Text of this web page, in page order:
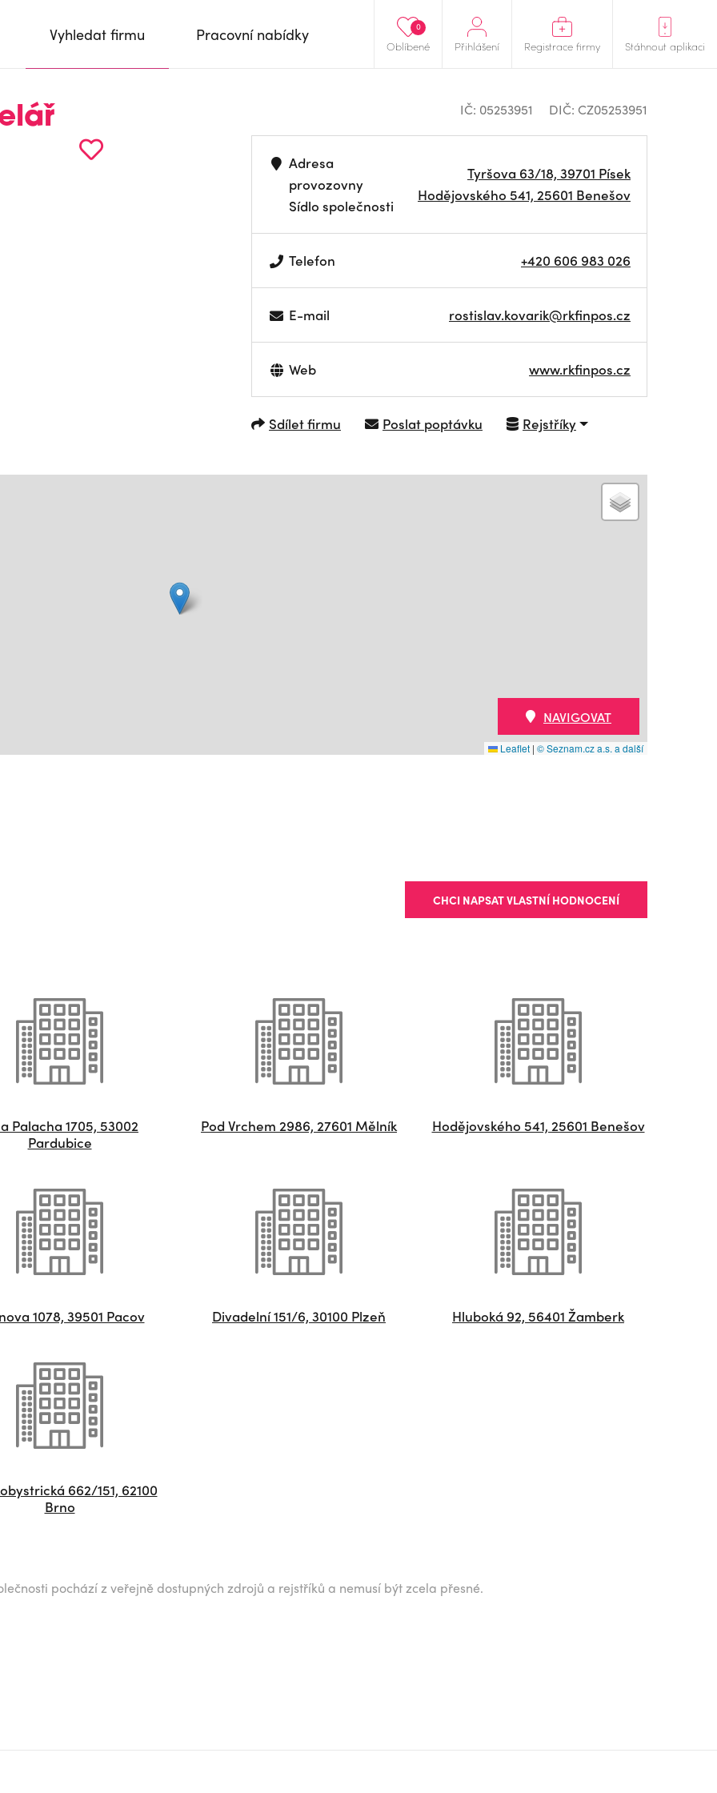
Oblíbené
0
Přihlášení Registrace firmy Stáhnout aplikaci
Vyhledat firmu Pracovní nabídky
IČ: 05253951 DIČ: CZ05253951
Adresa
provozovny
Sídlo společnosti
Tyršova 63/18, 39701 Písek
Hodějovského 541, 25601 Benešov
Telefon +420 606 983 026
E-mail rostislav.kovarik@rkfinpos.cz
Web www.rkfinpos.cz
Sdílet firmu Poslat poptávku Rejstříky
Leaflet | © Seznam.cz a.s. a další
NAVIGOVAT
CHCI NAPSAT VLASTNÍ HODNOCENÍ
Palacha 1705, 53002
Pardubice
Pod Vrchem 2986, 27601 Mělník Hodějovského 541, 25601 Benešov
1078, 39501 Pacov Divadelní 151/6, 30100 Plzeň Hluboká 92, 56401 Žamberk
662/151, 62100
Brno
pochází z veřejně dostupných zdrojů a rejstříků a nemusí být zcela přesné.